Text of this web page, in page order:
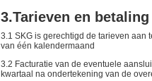
3.Tarieven en betaling
3.1 SKG is gerechtigd de tarieven aan
van één kalendermaand
3.2 Facturatie van de eventuele
kwartaal na ondertekening van de